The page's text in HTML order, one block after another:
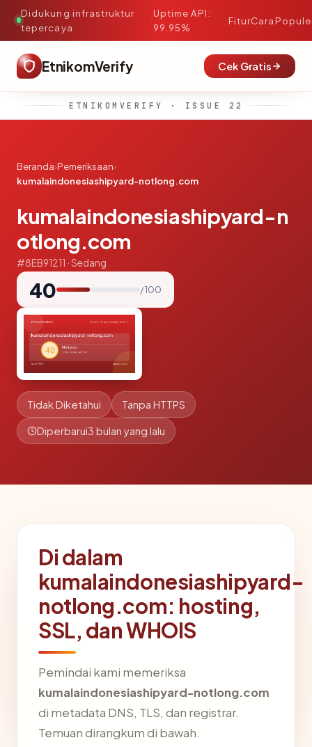
Didukung infrastruktur
tepercaya
·
Uptime API:
99.95%
FiturCara
EtnikomVerify Cek Gratis
ETNIKOMVERIFY · ISSUE 22
Beranda›Pemeriksaan›
kumalaindonesiashipyard-notlong.com
kumalaindonesiashipyard-n
otlong.com
#8EB91211 · Sedang
40 / 100
Tidak Diketahui Tanpa HTTPS
Diperbarui3 bulan yang lalu
Di dalam
kumalaindonesiashipyard-
notlong.com: hosting,
SSL, dan WHOIS
Pemindai kami memeriksa
kumalaindonesiashipyard-notlong.com
di metadata DNS, TLS, dan registrar.
Temuan dirangkum di bawah.